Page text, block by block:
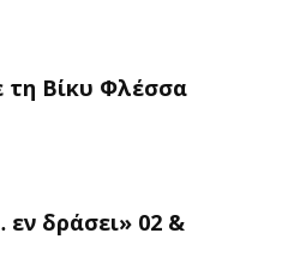
τη Βίκυ Φλέσσα
δράσει» 02 &